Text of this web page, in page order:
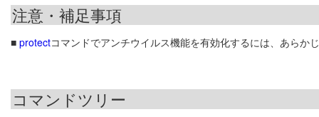
注意・補足事項
■ protectコマンドでアンチウイルス機能を有効化するには、あら
コマンドツリー